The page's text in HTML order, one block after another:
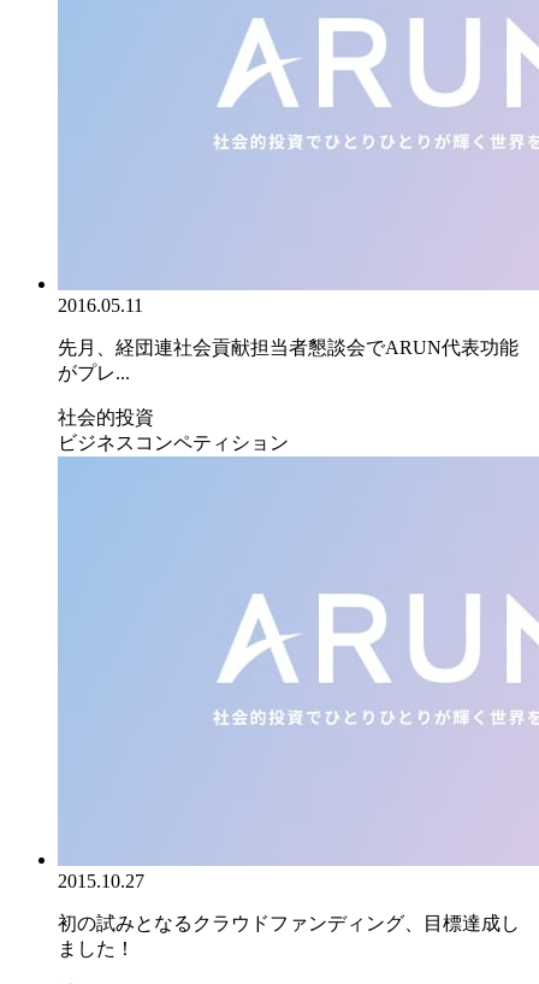
2016.05.11
先月、経団連社会貢献担当者懇談会でARUN代表功能
がプレ...
社会的投資
ビジネスコンペティション
2015.10.27
初の試みとなるクラウドファンディング、目標達成し
ました！